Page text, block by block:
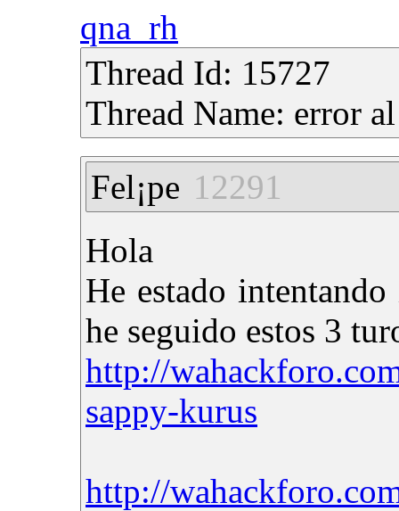
qna_rh
Thread Id: 15727
Thread Name: error
Fel¡pe 12291
Hola
He estado
he seguido estos 3
http://
sappy-kurus
http://